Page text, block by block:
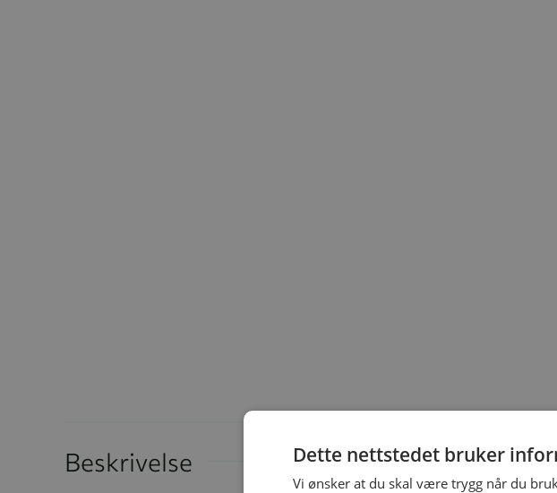
Beskrivelse Dette nettstedet bruker
Vi ønsker at du skal være trygg når du